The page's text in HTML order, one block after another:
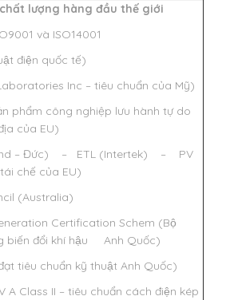
lượng hàng đầu thế giới
và ISO14001
điện quốc tế)
Inc – tiêu chuẩn của Mỹ)
phẩm công nghiệp lưu hành tự do
của EU)
– Đức) – ETL (Intertek) – PV
chế của EU)
(Australia)
Certification Schem (Bộ
biến đổi khí hậu Anh Quốc)
tiêu chuẩn kỹ thuật Anh Quốc)
A Class II – tiêu chuẩn cách điện kép